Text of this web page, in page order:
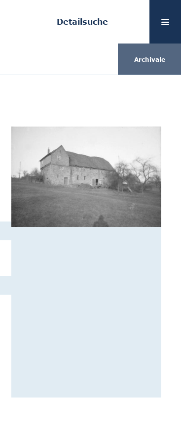
Detailsuche
Archivale